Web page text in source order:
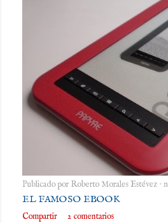
Publicado por Roberto Morales Estévez
EL FAMOSO EBOOK
Compartir 2 comentarios